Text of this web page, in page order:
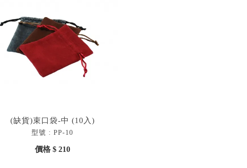
(缺貨)束口袋-中 (10入)
型號 : PP-10
價格 $ 210